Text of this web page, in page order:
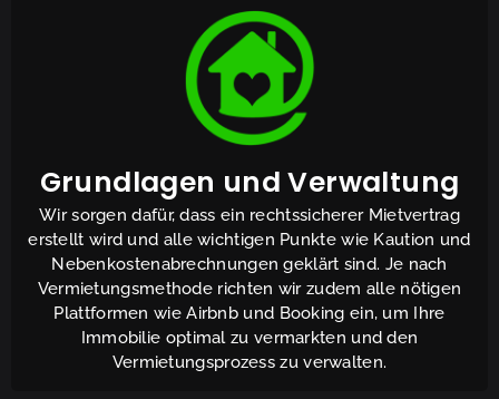
Grundlagen und Verwaltung
Wir sorgen dafür, dass ein rechtssicherer Mietvertrag
erstellt wird und alle wichtigen Punkte wie Kaution und
Nebenkostenabrechnungen geklärt sind. Je nach
Vermietungsmethode richten wir zudem alle nötigen
Plattformen wie Airbnb und Booking ein, um Ihre
Immobilie optimal zu vermarkten und den
Vermietungsprozess zu verwalten.